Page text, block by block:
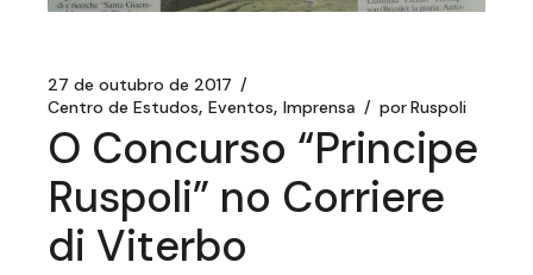
27 de outubro de 2017
Centro de Estudos Eventos Imprensa porRuspoli
O Concurso “Principe
Ruspoli” no Corriere
di Viterbo